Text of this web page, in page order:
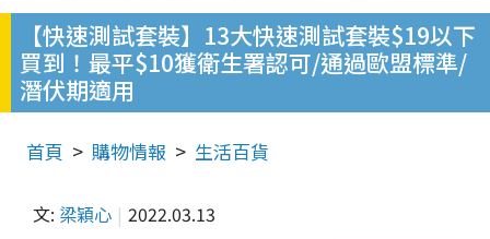
【快速測試套裝】13大快速測試套裝$19以下
買到！最平$10獲衛生署認可/通過歐盟標準/
潛伏期適用
首頁 購物情報 生活百貨
文: 梁穎心 2022.03.13